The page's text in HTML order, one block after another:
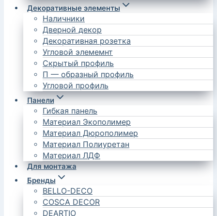
Декоративные элементы
Наличники
Дверной декор
Декоративная розетка
Угловой элемемнт
Скрытый профиль
П — образный профиль
Угловой профиль
Панели
Гибкая панель
Материал Экополимер
Материал Дюрополимер
Материал Полиуретан
Материал ЛДФ
Для монтажа
Бренды
BELLO-DECO
COSCA DECOR
DEARTIO